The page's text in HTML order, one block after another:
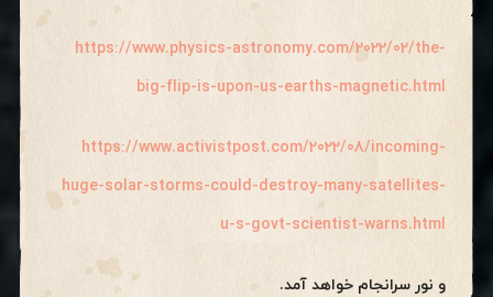
https://www.physics-astronomy.com/2022/02/the-
big-flip-is-upon-us-earths-magnetic.html
https://www.activistpost.com/2022/08/incoming-
huge-solar-storms-could-destroy-many-satellites-
u-s-govt-scientist-warns.html
و نور سرانجام خواهد آمد.